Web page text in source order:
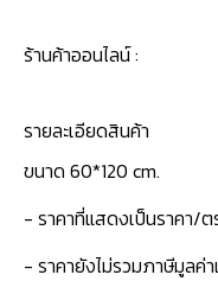
ร้านค้าออนไลน์ :
รายละเอียดสินค้า
ขนาด 60*120 cm.
- ราคาที่แสดงเป็นราคา/ต
- ราคายังไม่รวมภาษีมูลค่